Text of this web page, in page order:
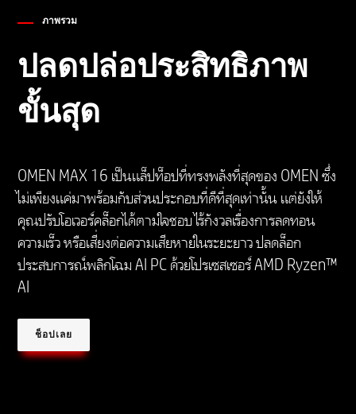
ภาพรวม
ปลดปล่อประสิทธิภาพ
ขั้นสุด
OMEN MAX 16 เป็นแล็ปท็อปที่ทรงพลังที่สุดของ OMEN ซึ่ง
ไม่เพียงแค่มาพร้อมกับส่วนประกอบที่ดีที่สุดเท่านั้น แต่ยังให้
คุณปรับโอเวอร์คล็อกได้ตามใจชอบ ไร้กังวลเรื่องการลดทอน
ความเร็ว หรือเสี่ยงต่อความเสียหายในระยะยาว ปลดล็อก
ประสบการณ์พลิกโฉม AI PC ด้วยโปรเซสเซอร์ AMD Ryzen™
AI
ช็อปเลย